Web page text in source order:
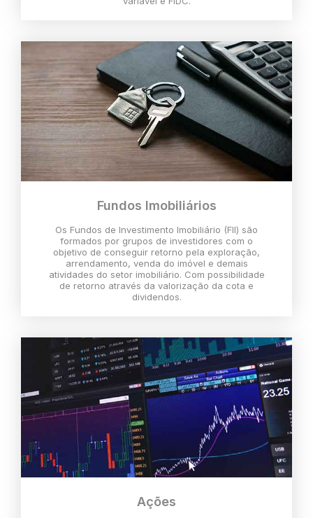
Fundos Imobiliários
Os Fundos de Investimento Imobiliário (FII) são
formados por grupos de investidores com o
objetivo de conseguir retorno pela exploração,
arrendamento, venda do imóvel e demais
atividades do setor imobiliário. Com possibilidade
de retorno através da valorização da cota e
dividendos.
Ações